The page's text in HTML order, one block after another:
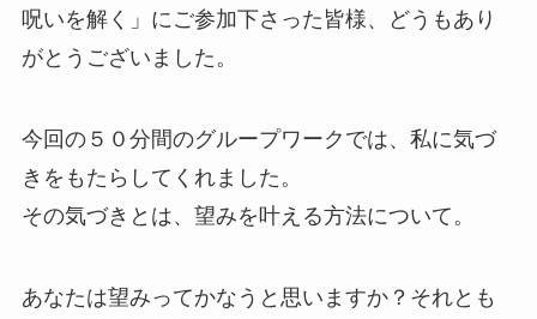
呪いを解く」にご参加下さった皆様、どうもあり
がとうございました。
今回の５０分間のグループワークでは、私に気づ
きをもたらしてくれました。
その気づきとは、望みを叶える方法について。
あなたは望みってかなうと思いますか？それとも